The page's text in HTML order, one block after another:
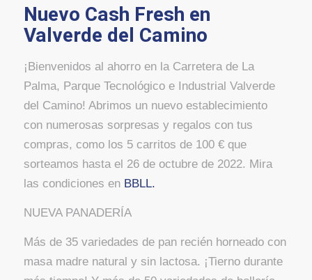
Nuevo Cash Fresh en
Valverde del Camino
¡Bienvenidos al ahorro en la Carretera de La
Palma, Parque Tecnológico e Industrial Valverde
del Camino! Abrimos un nuevo establecimiento
con numerosas sorpresas y regalos con tus
compras, como los 5 carritos de 100 € que
sorteamos hasta el 26 de octubre de 2022. Mira
las condiciones en BBLL.
NUEVA PANADERÍA
Más de 35 variedades de pan recién horneado con
masa madre natural y sin lactosa. ¡Tierno durante